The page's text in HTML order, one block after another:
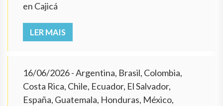
en Cajicá
LER MAIS
16/06/2026- Argentina, Brasil, Colombia,
Costa Rica, Chile, Ecuador, El Salvador,
España, Guatemala, Honduras, México,